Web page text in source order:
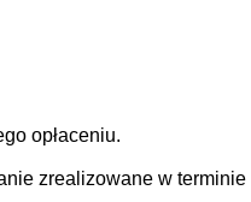
opłaceniu.
zrealizowane w terminie